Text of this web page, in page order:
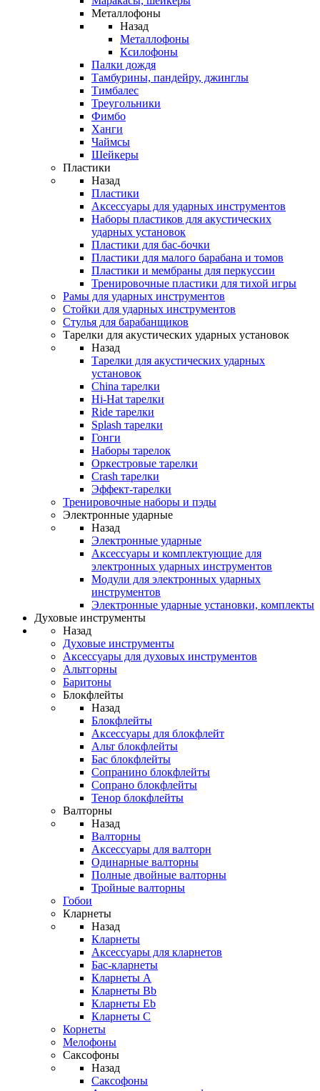
Металлофоны
Назад
Металлофоны
Ксилофоны
Палки дождя
Тамбурины, пандейру, джинглы
Тимбалес
Треугольники
Фимбо
Ханги
Чаймсы
Шейкеры
Пластики
Назад
Пластики
Аксессуары для ударных инструментов
Наборы пластиков для акустических
ударных установок
Пластики для бас-бочки
Пластики для малого барабана и томов
Пластики и мембраны для перкуссии
Тренировочные пластики для тихой игры
Рамы для ударных инструментов
Стойки для ударных инструментов
Стулья для барабанщиков
Тарелки для акустических ударных установок
Назад
Тарелки для акустических ударных
установок
China тарелки
Hi-Hat тарелки
Ride тарелки
Splash тарелки
Гонги
Наборы тарелок
Оркестровые тарелки
Сrash тарелки
Эффект-тарелки
Тренировочные наборы и пэды
Электронные ударные
Назад
Электронные ударные
Аксессуары и комплектующие для
электронных ударных инструментов
Модули для электронных ударных
инструментов
Электронные ударные установки, комплекты
Духовые инструменты
Назад
Духовые инструменты
Аксессуары для духовых инструментов
Альтгорны
Баритоны
Блокфлейты
Назад
Блокфлейты
Аксессуары для блокфлейт
Альт блокфлейты
Бас блокфлейты
Сопранино блокфлейты
Сопрано блокфлейты
Тенор блокфлейты
Валторны
Назад
Валторны
Аксессуары для валторн
Одинарные валторны
Полные двойные валторны
Тройные валторны
Гобои
Кларнеты
Назад
Кларнеты
Аксессуары для кларнетов
Бас-кларнеты
Кларнеты A
Кларнеты Bb
Кларнеты Eb
Кларнеты С
Корнеты
Мелофоны
Саксофоны
Назад
Саксофоны